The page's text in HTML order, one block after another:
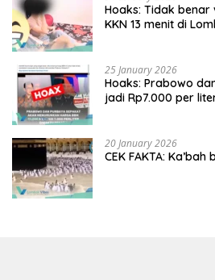
Hoaks: Tidak
KKN 13 menit di
25 January 2026
Hoaks: Prabowo
jadi Rp7.000 per
20 January 2026
CEK FAKTA: Ka’bah